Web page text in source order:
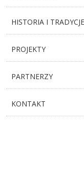
HISTORIA I TRADYCJE
PROJEKTY
PARTNERZY
KONTAKT